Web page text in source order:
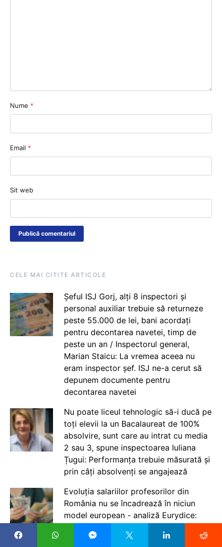
Nume *
Email *
Sit web
CELE MAI CITITE ARTICOLE
Șeful ISJ Gorj, alți 8 inspectori și
personal auxiliar trebuie să returneze
peste 55.000 de lei, bani acordați
pentru decontarea navetei, timp de
peste un an / Inspectorul general,
Marian Staicu: La vremea aceea nu
eram inspector șef. ISJ ne-a cerut să
depunem documente pentru
decontarea navetei
Nu poate liceul tehnologic să-i ducă pe
toți elevii la un Bacalaureat de 100%
absolvire, sunt care au intrat cu media
2 sau 3, spune inspectoarea Iuliana
Țugui: Performanța trebuie măsurată și
prin câți absolvenți se angajează
Evoluția salariilor profesorilor din
România nu se încadrează în niciun
model european - analiză Eurydice:
carierei, dar procesul e între statele cu